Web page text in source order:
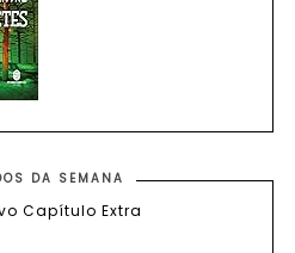
DA SEMANA
Capítulo Extra